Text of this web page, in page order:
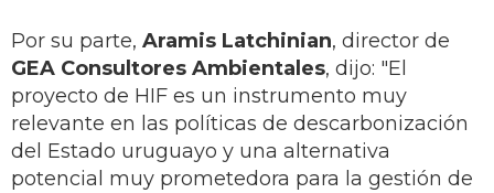
Por su parte, Aramis Latchinian, director de
GEA Consultores Ambientales, dijo: "El
proyecto de HIF es un instrumento muy
relevante en las políticas de descarbonización
del Estado uruguayo y una alternativa
potencial muy prometedora para la gestión de